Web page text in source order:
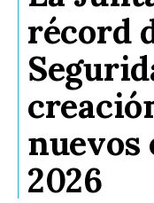
récord
nuevos
2026